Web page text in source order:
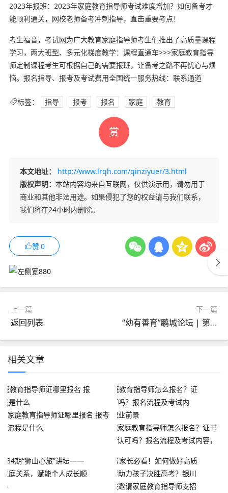
2023年报班：2023年家庭教育指导师考试难度增加？如何备考才
能顺利通关，网校老师备考冲刺指导，直击重要考点！
考生福音，考试网为广大教育家庭指导师考生们推出了高质量课程
学习，两大班型、多元化梯度教学：课程直通车>>>家庭教育指导
师定制课程考生可根据自己的需要报班，让备考之路不再忧心与烦
恼。报名指导、报考及考试费用全国统一服务热线：联系通道
标签： 指导 报考 报名 家庭 教育
赏
本文地址：
http://www.lrqh.com/qinziyuer/3.html
版权声明： 本站内容均来自互联网，仅供演示用，请勿用于
商业和其他非法用途。如果侵犯了您的权益请与我们联系，
我们将在24小时内删除。
赞0
上一篇
返回列表
下一篇
“幼有善育”鹏城论坛 | 第六期回顾：“看见儿童”的幼小衔接
相关文章
家庭教育指导师证哪里报名 报考
流程是什么
家庭教育指导师怎么报名？证书
认可吗？报名流程及考试内容，